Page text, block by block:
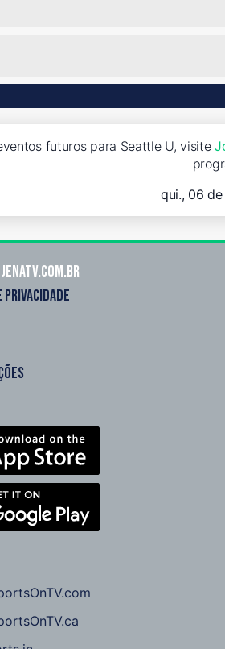
futuros para Seattle U, visite
qui., 06